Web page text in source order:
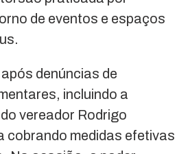
de eventos e espaços
denúncias de
incluindo a
vereador Rodrigo
cobrando medidas efetivas